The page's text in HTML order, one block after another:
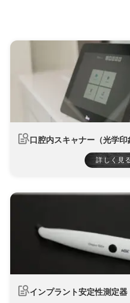
口腔内スキャナー（光学印
詳しく見
インプラント安定性測定器